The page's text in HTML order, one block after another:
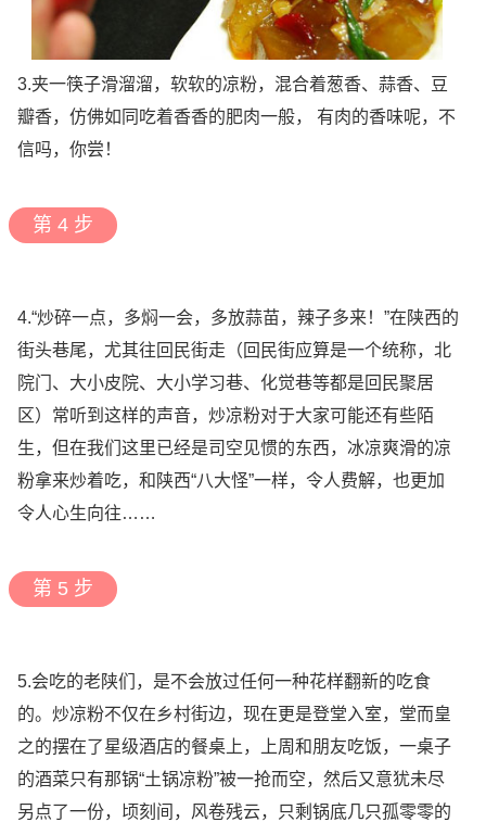
3.夹一筷子滑溜溜，软软的凉粉，混合着葱香、蒜香、豆
瓣香，仿佛如同吃着香香的肥肉一般， 有肉的香味呢，不
信吗，你尝！
第 4 步
4.“炒碎一点，多焖一会，多放蒜苗，辣子多来！”在陕西的
街头巷尾，尤其往回民街走（回民街应算是一个统称，北
院门、大小皮院、大小学习巷、化觉巷等都是回民聚居
区）常听到这样的声音，炒凉粉对于大家可能还有些陌
生，但在我们这里已经是司空见惯的东西，冰凉爽滑的凉
粉拿来炒着吃，和陕西“八大怪”一样，令人费解，也更加
令人心生向往……
第 5 步
5.会吃的老陕们，是不会放过任何一种花样翻新的吃食
的。炒凉粉不仅在乡村街边，现在更是登堂入室，堂而皇
之的摆在了星级酒店的餐桌上，上周和朋友吃饭，一桌子
的酒菜只有那锅“土锅凉粉”被一抢而空，然后又意犹未尽
另点了一份，顷刻间，风卷残云，只剩锅底几只孤零零的